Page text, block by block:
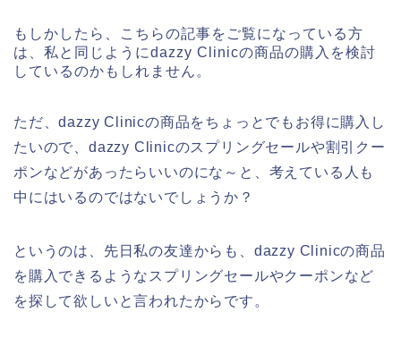
もしかしたら、こちらの記事をご覧になっている方
は、私と同じようにdazzy Clinicの商品の購入を検討
しているのかもしれません。
ただ、dazzy Clinicの商品をちょっとでもお得に購入し
たいので、dazzy Clinicのスプリングセールや割引クー
ポンなどがあったらいいのにな～と、考えている人も
中にはいるのではないでしょうか？
というのは、先日私の友達からも、dazzy Clinicの商品
を購入できるようなスプリングセールやクーポンなど
を探して欲しいと言われたからです。